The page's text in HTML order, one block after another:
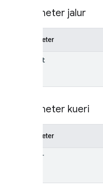
Parameter jalur
Parameter
parent
Parameter kueri
Parameter
filter